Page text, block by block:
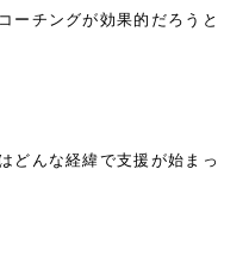
ーチングが効果的だろうと
どんな経緯で支援が始まっ